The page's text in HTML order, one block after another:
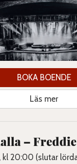
BOKA BOENDE
Läs mer
– Freddie
kl 20:00 (slutar